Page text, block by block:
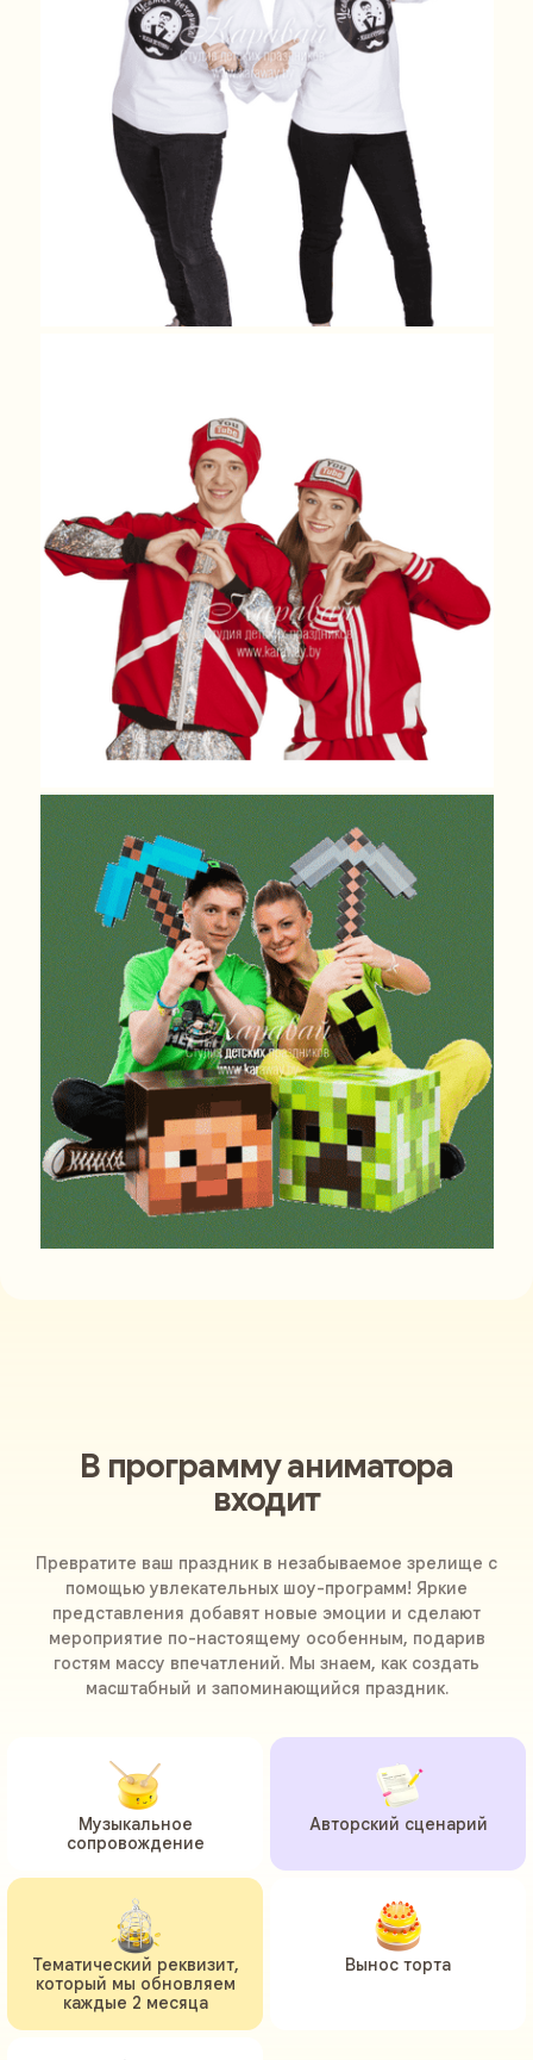
В программу аниматора
входит
Превратите ваш праздник в незабываемое зрелище с
помощью увлекательных шоу-программ! Яркие
представления добавят новые эмоции и сделают
мероприятие по-настоящему особенным, подарив
гостям массу впечатлений. Мы знаем, как создать
масштабный и запоминающийся праздник.
Музыкальное
сопровождение
Авторский сценарий
Вынос торта
Тематический реквизит,
который мы обновляем
каждые 2 месяца